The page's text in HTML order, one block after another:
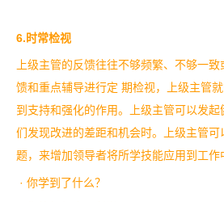
6.时常检视
上级主管的反馈往往不够频繁、不够一
馈和重点辅导进行定 期检视，上级主管
到支持和强化的作用。上级主管可以发
们发现改进的差距和机会时。上级主管可
题，来增加领导者将所学技能应用到工作
· 你学到了什么？